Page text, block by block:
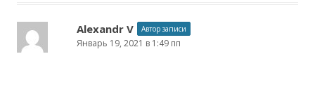
Alexandr V Автор записи
Январь 19, 2021 в 1:49 пп